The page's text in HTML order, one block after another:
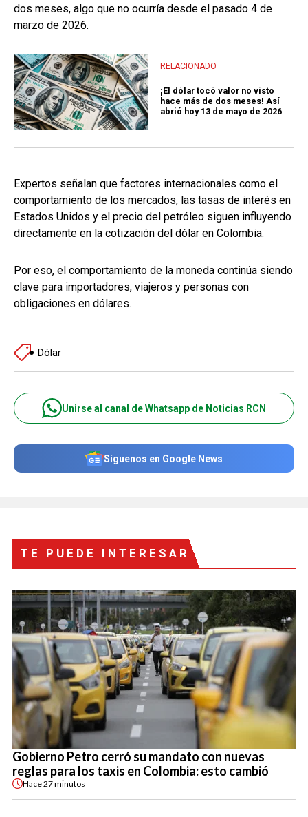
dos meses, algo que no ocurría desde el pasado 4 de
marzo de 2026.
RELACIONADO
¡El dólar tocó valor no visto
hace más de dos meses! Así
abrió hoy 13 de mayo de 2026
Expertos señalan que factores internacionales como el
comportamiento de los mercados, las tasas de interés en
Estados Unidos y el precio del petróleo siguen influyendo
directamente en la cotización del dólar en Colombia.
Por eso, el comportamiento de la moneda continúa siendo
clave para importadores, viajeros y personas con
obligaciones en dólares.
Dólar
Unirse al canal de Whatsapp de Noticias RCN
Síguenos en Google News
TE PUEDE INTERESAR
Gobierno Petro cerró su mandato con nuevas
reglas para los taxis en Colombia: esto cambió
Hace27 minutos